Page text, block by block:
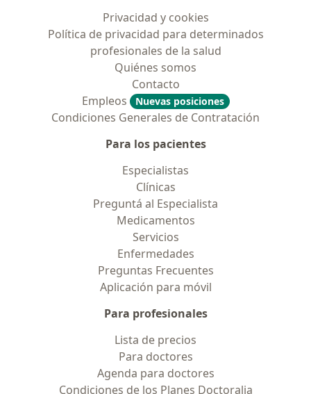
Privacidad y cookies
Política de privacidad para determinados
profesionales de la salud
Quiénes somos
Contacto
Empleos
Nuevas posiciones
Condiciones Generales de Contratación
Para los pacientes
Especialistas
Clínicas
Preguntá al Especialista
Medicamentos
Servicios
Enfermedades
Preguntas Frecuentes
Aplicación para móvil
Para profesionales
Lista de precios
Para doctores
Agenda para doctores
Condiciones de los Planes Doctoralia